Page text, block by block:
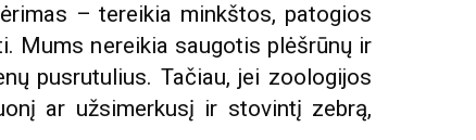
– tereikia minkštos, patogios
Mums nereikia saugotis plėšrūnų ir
pusrutulius. Tačiau, jei zoologijos
ar užsimerkusį ir stovintį zebrą,